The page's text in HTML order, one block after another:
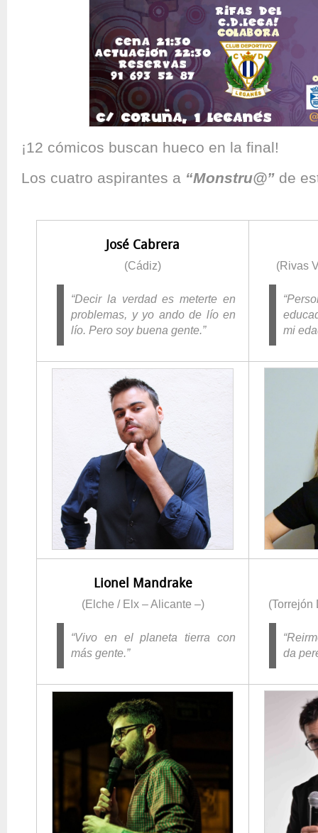
¡12 cómicos buscan hueco en la final!
Los cuatro aspirantes a “Monstru@” de
José Cabrera
(Cádiz)
“Decir la verdad es meterte en
problemas, y yo ando de lío en
lío. Pero soy buena gente.”
(Rivas
mi
Lionel Mandrake
(Elche / Elx – Alicante –)
“Vivo en el planeta tierra con
más gente.”
da